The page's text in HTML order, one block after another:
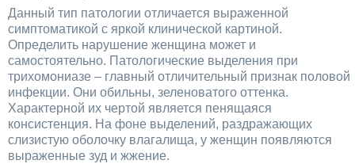
Данный тип патологии отличается выраженной
симптоматикой с яркой клинической картиной.
Определить нарушение женщина может и
самостоятельно. Патологические выделения при
трихомониазе – главный отличительный признак половой
инфекции. Они обильны, зеленоватого оттенка.
Характерной их чертой является пенящаяся
консистенция. На фоне выделений, раздражающих
слизистую оболочку влагалища, у женщин появляются
выраженные зуд и жжение.